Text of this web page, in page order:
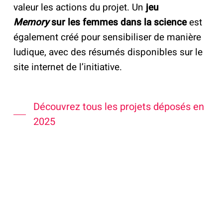
valeur les actions du projet. Unjeu
Memorysur les femmes dans la scienceest
également créé pour sensibiliser de manière
ludique, avec des résumés disponibles sur le
site internet de l’initiative.
Découvrez tous les projets déposés en
2025